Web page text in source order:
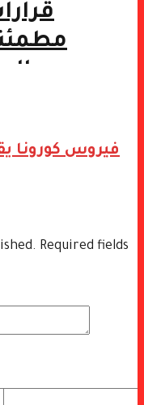
فيروس كورونا
Required fields